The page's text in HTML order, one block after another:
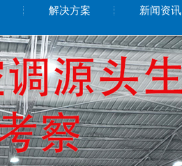
解决方案 新闻资讯